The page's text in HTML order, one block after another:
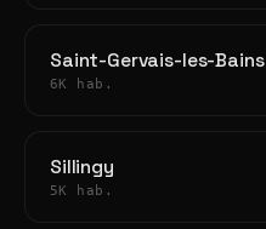
Saint-Gervais-les-Bains
6K hab.
Sillingy
5K hab.